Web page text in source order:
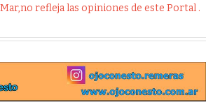
refleja las opiniones de este Portal .